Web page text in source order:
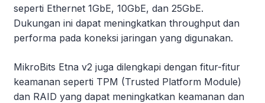
seperti Ethernet 1GbE, 10GbE, dan 25GbE.
Dukungan ini dapat meningkatkan throughput dan
performa pada koneksi jaringan yang digunakan.
MikroBits Etna v2 juga dilengkapi dengan fitur-fitur
keamanan seperti TPM (Trusted Platform Module)
dan RAID yang dapat meningkatkan keamanan dan